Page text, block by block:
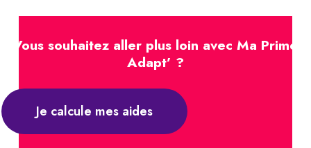
Vous souhaitez aller plus loin avec Ma Prime
Adapt’ ?
Je calcule mes aides